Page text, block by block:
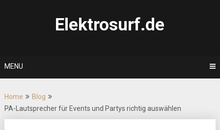
Elektrosurf.de
MENU
Home
Blog
PA-Lautsprecher für Events und Partys richtig auswählen